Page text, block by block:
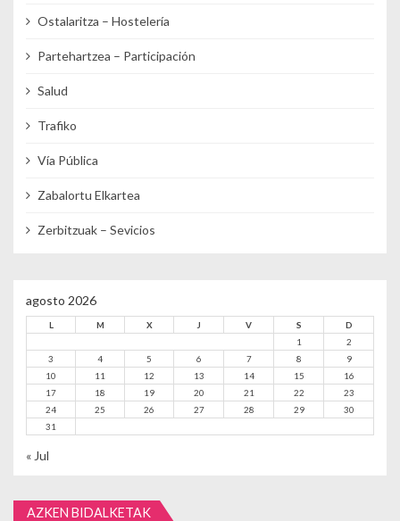
Ostalaritza – Hostelería
Partehartzea – Participación
Salud
Trafiko
Vía Pública
Zabalortu Elkartea
Zerbitzuak – Sevicios
agosto 2026
L M X J V S
D
1
2
3
4 5 6 7 8
9
10
11 12 13 14 15
16
17
18 19 20 21 22
23
24
25 26 27 28 29
30
31
« Jul
AZKEN BIDALKETAK